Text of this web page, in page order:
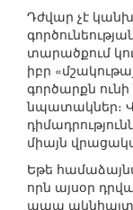
Դժվար չէ
տարածքում
իբր
գործարքն
նպատակներ։
միայն
Եթե
որն այսօր
ապա ակնհայտ